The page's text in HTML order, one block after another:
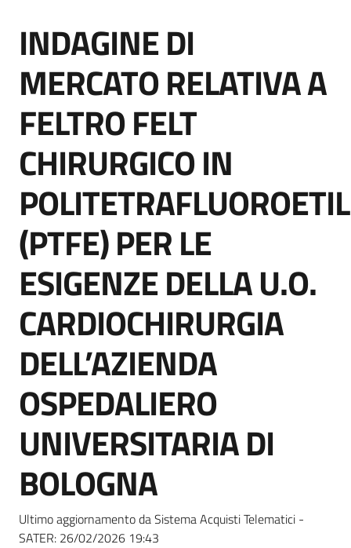
di
acquisto
Supporto
Piattaforme
telematiche
English
site
Seguici
su
Salta al contenuto
INDAGINE DI
MERCATO RELATIVA A
FELTRO FELT
CHIRURGICO IN
(PTFE) PER LE
ESIGENZE DELLA U.O.
CARDIOCHIRURGIA
DELL’AZIENDA
OSPEDALIERO
UNIVERSITARIA DI
BOLOGNA
Ultimo aggiornamento da Sistema Acquisti Telematici -
SATER: 26/02/2026 19:43